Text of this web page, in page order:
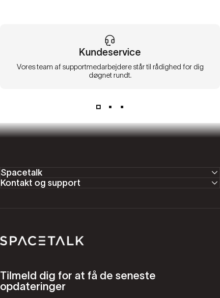
Kundeservice
Vores team af supportmedarbejdere står til rådighed for dig
døgnet rundt.
Spacetalk
Kontakt og support
Spacetalk
Tilmeld dig for at få de seneste
opdateringer